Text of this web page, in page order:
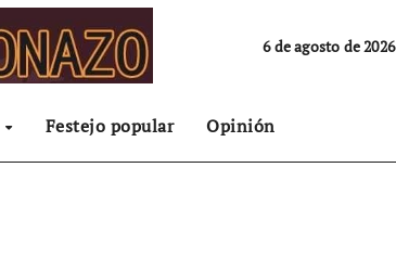
6 de agosto de 2026
Festejo popular Opinión